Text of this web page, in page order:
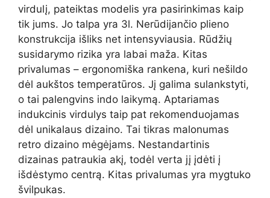
virdulį, pateiktas modelis yra pasirinkimas kaip
tik jums. Jo talpa yra 3l. Nerūdijančio plieno
konstrukcija išliks net intensyviausia. Rūdžių
susidarymo rizika yra labai maža. Kitas
privalumas – ergonomiška rankena, kuri nešildo
dėl aukštos temperatūros. Jį galima sulankstyti,
o tai palengvins indo laikymą. Aptariamas
indukcinis virdulys taip pat rekomenduojamas
dėl unikalaus dizaino. Tai tikras malonumas
retro dizaino mėgėjams. Nestandartinis
dizainas patraukia akį, todėl verta jį įdėti į
išdėstymo centrą. Kitas privalumas yra mygtuko
švilpukas.